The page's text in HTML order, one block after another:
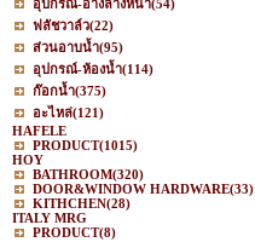
อุปกรณ์-อ่างล้างหน้า(54)
ฟลัชวาล์ว(22)
ส่วนอาบน้ำ(95)
อุปกรณ์-ห้องน้ำ(114)
ก๊อกน้ำ(375)
อะไหล่(121)
HAFELE
PRODUCT(1015)
HOY
BATHROOM(320)
DOOR&WINDOW HARDWARE(33)
KITHCHEN(28)
ITALY MRG
PRODUCT(8)